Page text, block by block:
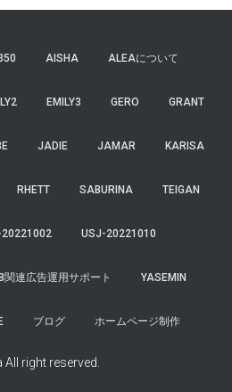
AISHA ALEAについて
EMILY3 GERO GRANT
JADIE JAMAR KARISA
RHETT SABURINA TEIGAN
USJ-20221010
関連広告運用サポート YASEMIN
ブログ ホームページ制作
All right reserved.